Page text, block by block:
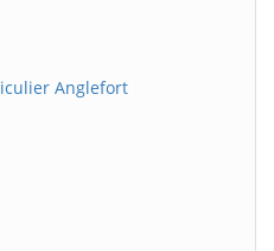
Anglefort